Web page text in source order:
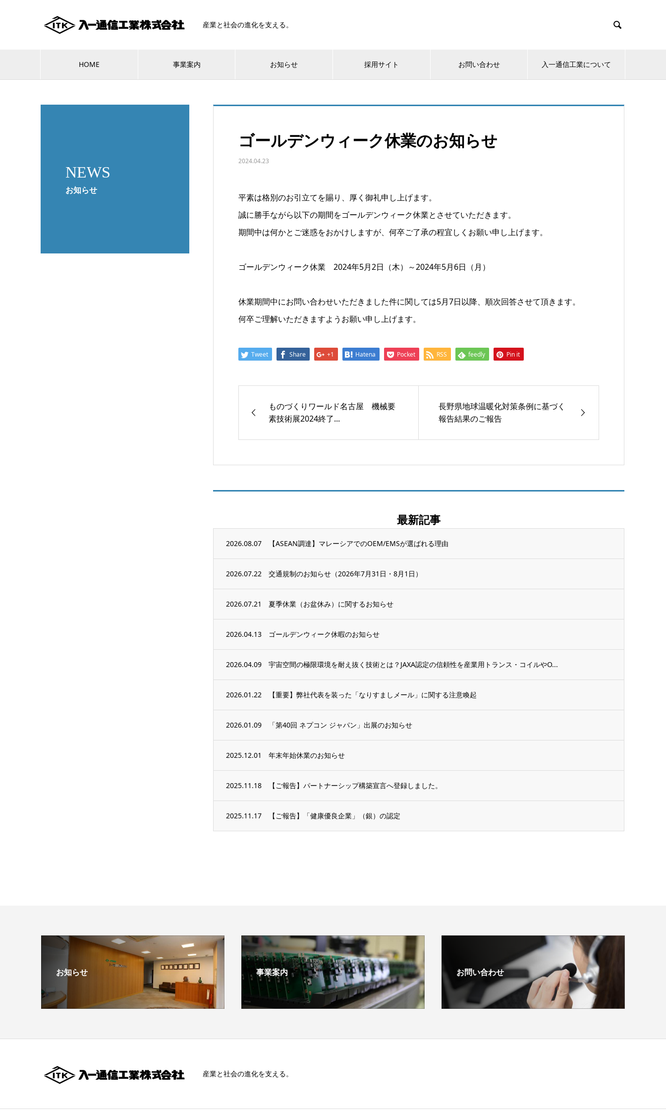
産業と社会の進化を支える。 
HOME 事業案内 お知らせ 採用サイト お問い合わせ 入一通信工業について
NEWS
お知らせ
ゴールデンウィーク休業のお知らせ
2024.04.23
平素は格別のお引立てを賜り、厚く御礼申し上げます。
誠に勝手ながら以下の期間をゴールデンウィーク休業とさせていただきます。
期間中は何かとご迷惑をおかけしますが、何卒ご了承の程宜しくお願い申し上げます。
ゴールデンウィーク休業 2024年5月2日（木）～2024年5月6日（月）
休業期間中にお問い合わせいただきました件に関しては5月7日以降、順次回答させて頂きます。
何卒ご理解いただきますようお願い申し上げます。
Tweet Share +1 Hatena Pocket RSS feedly Pin it
ものづくりワールド名古屋 機械要
素技術展2024終了...
長野県地球温暖化対策条例に基づく
報告結果のご報告
最新記事
2026.08.07 【ASEAN調達】マレーシアでのOEM/EMSが選ばれる理由
2026.07.22 交通規制のお知らせ（2026年7月31日・8月1日）
2026.07.21 夏季休業（お盆休み）に関するお知らせ
2026.04.13 ゴールデンウィーク休暇のお知らせ
2026.04.09 宇宙空間の極限環境を耐え抜く技術とは？JAXA認定の信頼性を産業用トランス・コイルやO...
2026.01.22 【重要】弊社代表を装った「なりすましメール」に関する注意喚起
2026.01.09 「第40回 ネプコン ジャパン」出展のお知らせ
2025.12.01 年末年始休業のお知らせ
2025.11.18 【ご報告】パートナーシップ構築宣言へ登録しました。
2025.11.17 【ご報告】「健康優良企業」（銀）の認定
お知らせ 事業案内 お問い合わせ
産業と社会の進化を支える。